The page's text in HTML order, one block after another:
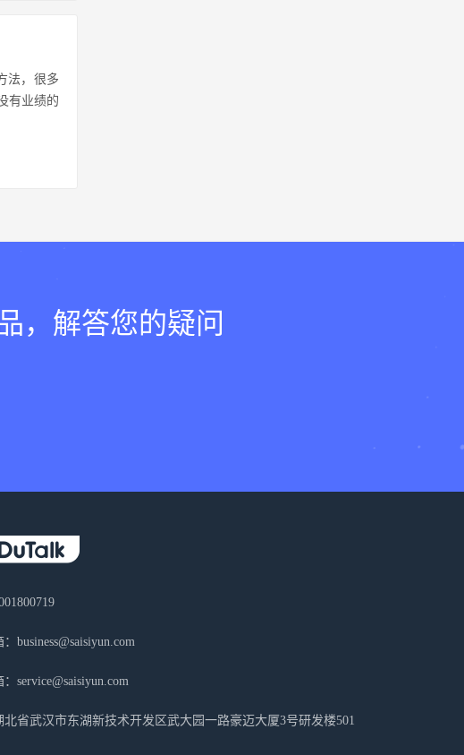
法，很多
有业绩的
，解答您的疑问
business@saisiyun.com
service@saisiyun.com
北省武汉市东湖新技术开发区武大园一路豪迈大厦3号研发楼501